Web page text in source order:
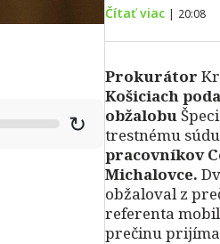
↻
Čítať viac | 20:08
Prokurátor
Košiciach
obžalobu
trestnému
pracovníkov
Michalovce.
obžaloval z
referenta
prečinu